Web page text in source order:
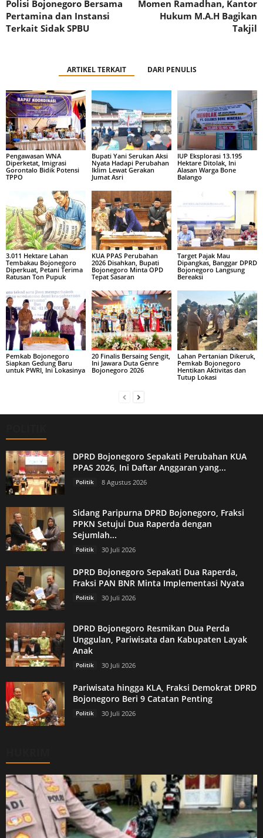
Polisi Bojonegoro Bersama
Pertamina dan Instansi
Terkait Sidak SPBU
Momen Ramadhan, Kantor
Hukum M.A.H Bagikan
Takjil
ARTIKEL TERKAIT DARI PENULIS
Pengawasan WNA
Diperketat, Imigrasi
Gorontalo Bidik Potensi
TPPO
Bupati Yani Serukan Aksi
Nyata Hadapi Perubahan
Iklim Lewat Gerakan
Jumat Asri
IUP Eksplorasi 13.195
Hektare Ditolak, Ini
Alasan Warga Bone
Balango
3.011 Hektare Lahan
Tembakau Bojonegoro
Diperkuat, Petani Terima
Ratusan Ton Pupuk
KUA PPAS Perubahan
2026 Disahkan, Bupati
Bojonegoro Minta OPD
Tepat Sasaran
Target Pajak Mau
Dipangkas, Banggar DPRD
Bojonegoro Langsung
Bereaksi
Pemkab Bojonegoro
Siapkan Gedung Baru
untuk PWRI, Ini Lokasinya
20 Finalis Bersaing Sengit,
Ini Jawara Duta Genre
Bojonegoro 2026
Lahan Pertanian Dikeruk,
Pemkab Bojonegoro
Hentikan Aktivitas dan
Tutup Lokasi
DPRD Bojonegoro Sepakati Perubahan KUA
PPAS 2026, Ini Daftar Anggaran yang...
Politik 8 Agustus 2026
Sidang Paripurna DPRD Bojonegoro, Fraksi
PPKN Setujui Dua Raperda dengan
Sejumlah...
Politik 30 Juli 2026
DPRD Bojonegoro Sepakati Dua Raperda,
Fraksi PAN BNR Minta Implementasi Nyata
Politik 30 Juli 2026
DPRD Bojonegoro Resmikan Dua Perda
Unggulan, Pariwisata dan Kabupaten Layak
Anak
Politik 30 Juli 2026
Pariwisata hingga KLA, Fraksi Demokrat DPRD
Bojonegoro Beri 9 Catatan Penting
Politik 30 Juli 2026